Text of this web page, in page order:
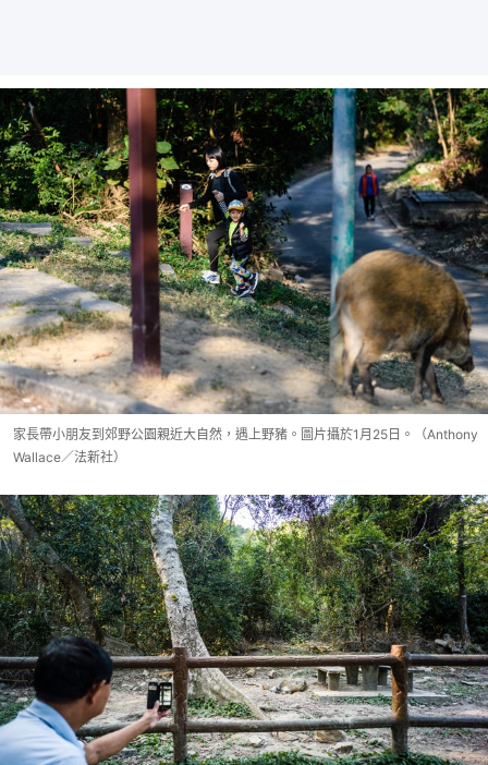
家長帶小朋友到郊野公園親近大自然，遇上野豬。圖片攝於1月25日。（Anthony
Wallace／法新社）